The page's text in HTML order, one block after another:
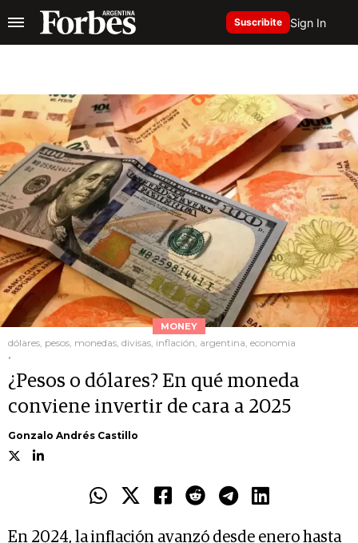
Suscribite Sign In
MONEY
dólares, pesos, monedas, divisas, inflación, argentina, economia
.
¿Pesos o dólares? En qué moneda
conviene invertir de cara a 2025
Gonzalo Andrés Castillo
En 2024, la inflación avanzó desde enero hasta